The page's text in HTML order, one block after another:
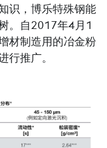
识，博乐特殊钢能
。自2017年4月1
材制造用的冶金粉
行推广。